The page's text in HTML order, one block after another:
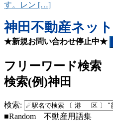
す。レン […]
神田不動産ネット
★新規お問い合わせ停止中★
フリーワー
検索(例)神田
検索:
■Random 不動産用語集